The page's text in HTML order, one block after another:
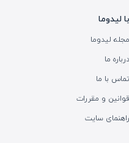
با لیدوما
مجله لیدوما
درباره ما
تماس با ما
قوانین و مقررات
راهنمای سایت